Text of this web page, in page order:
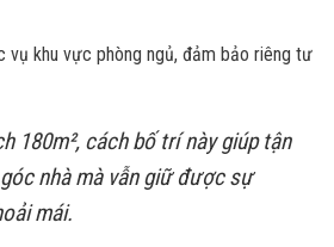
vụ khu vực phòng ngủ, đảm bảo riêng tư
180m², cách bố trí này giúp tận
nhà mà vẫn giữ được sự
mái.